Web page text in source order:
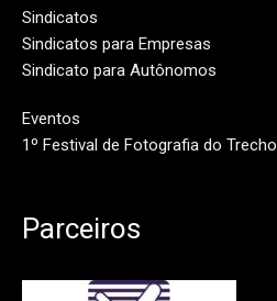
Sindicatos
Sindicatos para Empresas
Sindicato para Autônomos
Eventos
1º Festival de Fotografia do Trecho
Parceiros